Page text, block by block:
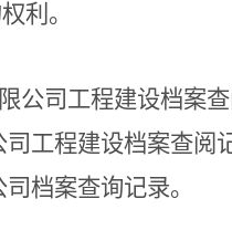
利。
公司工程建设档案查
工程建设档案查阅
档案查询记录。